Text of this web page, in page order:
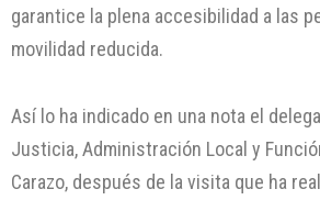
garantice la plena accesibilidad a las
movilidad reducida.
Así lo ha indicado en una nota el
Justicia, Administración Local y
Carazo, después de la visita que ha